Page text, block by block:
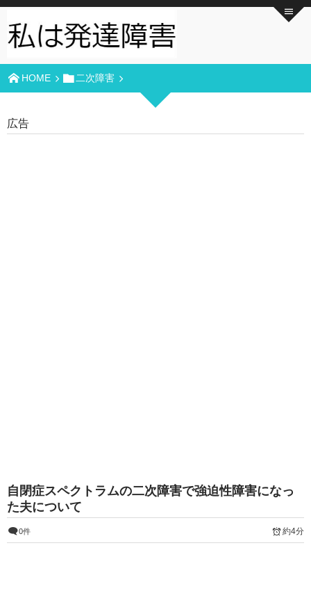
HOME 二次障害
広告
自閉症スペクトラムの二次障害で強迫性障害になっ
た夫について
0件 約4分